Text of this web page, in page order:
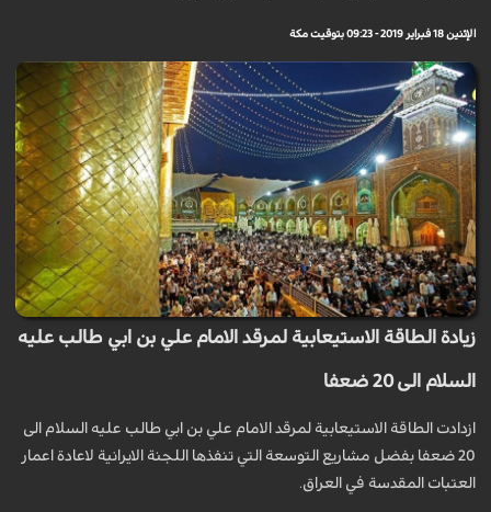
الإثنين 18 فبراير 2019 - 09:23 بتوقيت مكة
زيادة الطاقة الاستيعابية لمرقد الامام علي بن ابي طالب عليه
السلام الى 20 ضعفا
ازدادت الطاقة الاستيعابية لمرقد الامام علي بن ابي طالب عليه السلام الى
20 ضعفا بفضل مشاريع التوسعة التي تنفذها اللجنة الايرانية لاعادة اعمار
العتبات المقدسة في العراق.